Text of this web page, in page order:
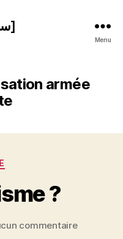
[سي نجيب]
Menu
armée
?
S
N commentairesur